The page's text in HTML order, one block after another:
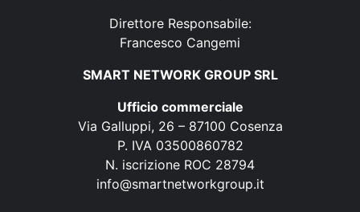
Direttore Responsabile:
Francesco Cangemi
SMART NETWORK GROUP SRL
Ufficio commerciale
Via Galluppi, 26 – 87100 Cosenza
P. IVA 03500860782
N. iscrizione ROC 28794
info@smartnetworkgroup.it